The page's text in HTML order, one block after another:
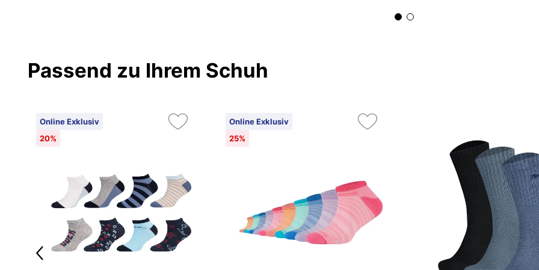
Passend zu Ihrem Schuh
Online Exklusiv
20%
Online Exklusiv
25%